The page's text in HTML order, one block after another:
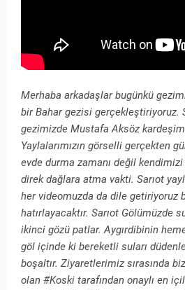
Merhaba arkadaşlar bugünkü
bir Bahar gezisi gerçekleştiriyoruz.
gezimizde Mustafa Aksöz
Yaylalarımızın görselli gerçekten
evde durma zamanı değil
direk dağlara atma vakti. Sarıot
her videomuzda da dile getiriyoruz
hatırlayacaktır. Sarıot Gölümüzde
ikinci gözü patlar. Aygırdibinin
göl içinde ki bereketli suları
boşaltır. Ziyaretlerimiz sırasında
olan #Koski tarafından onaylı en